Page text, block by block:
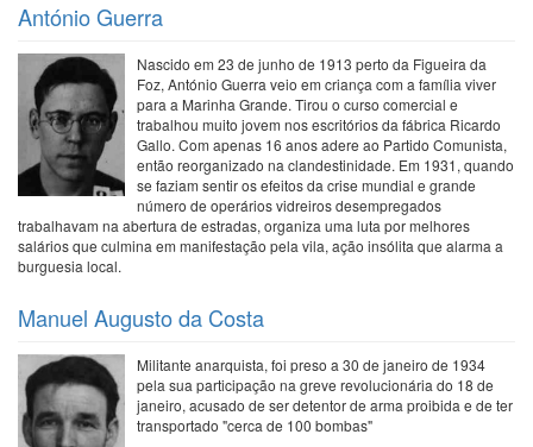
António Guerra
Nascido em 23 de junho de 1913 perto da Figueira da
Foz, António Guerra veio em criança com a família viver
para a Marinha Grande. Tirou o curso comercial e
trabalhou muito jovem nos escritórios da fábrica Ricardo
Gallo. Com apenas 16 anos adere ao Partido Comunista,
então reorganizado na clandestinidade. Em 1931, quando
se faziam sentir os efeitos da crise mundial e grande
número de operários vidreiros desempregados
trabalhavam na abertura de estradas, organiza uma luta por melhores
salários que culmina em manifestação pela vila, ação insólita que alarma a
burguesia local.
Manuel Augusto da Costa
Militante anarquista, foi preso a 30 de janeiro de 1934
pela sua participação na greve revolucionária do 18 de
janeiro, acusado de ser detentor de arma proibida e de ter
transportado "cerca de 100 bombas"